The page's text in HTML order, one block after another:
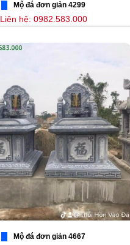
Mộ đá đơn giản 4299
Liên hệ: 0982.583.000
Mộ đá đơn giản 4667